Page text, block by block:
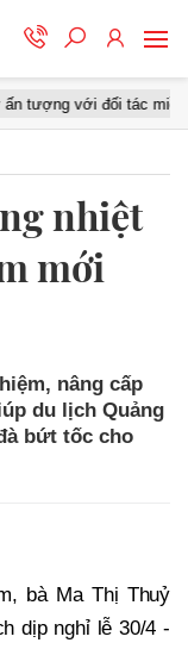
đối tác miền Trung
nhiệt
mới
nâng cấp
du lịch Quảng
bứt tốc cho
bà Ma Thị Thuỷ
dịp nghỉ lễ 30/4 -